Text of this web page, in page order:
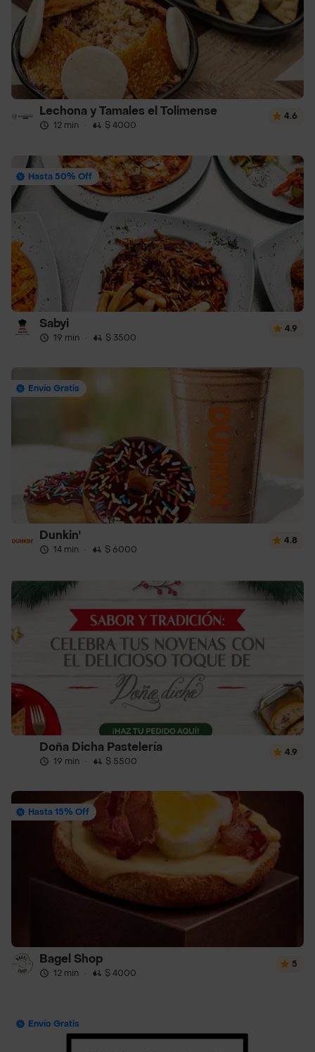
Lechona y Tamales el Tolimense
12 min · $ 4000
4.6
Hasta 50% Off
Sabyi
19 min · $ 3500
4.9
Envío Gratis
Dunkin'
14 min · $ 6000
4.8
Doña Dicha Pastelería
19 min · $ 5500
4.9
Hasta 15% Off
Bagel Shop
12 min · $ 4000
5
Envío Gratis